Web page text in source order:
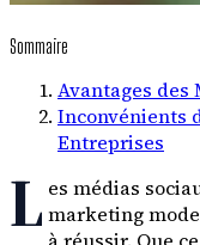
Sommaire
Avantages des
Inconvénients
Entreprises
L es médias
marketing